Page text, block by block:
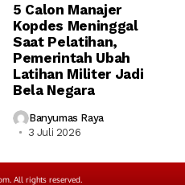
5 Calon Manajer
Kopdes Meninggal
Saat Pelatihan,
Pemerintah Ubah
Latihan Militer Jadi
Bela Negara
Banyumas Raya
3 Juli 2026
All rights reserved.